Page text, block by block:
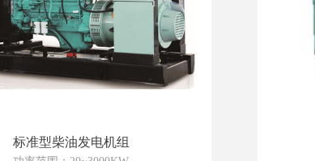
标准型柴油发电机组